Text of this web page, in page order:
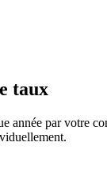
taux
année par votre